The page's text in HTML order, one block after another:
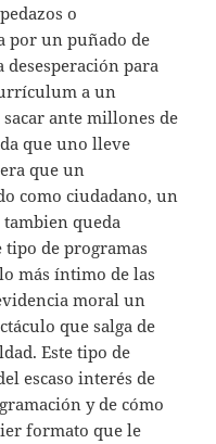
o
por un puñado de
para
a un
ante millones de
que uno lleve
que un
como ciudadano, un
queda
tipo de programas
más íntimo de las
moral un
que salga de
Este tipo de
escaso interés de
y de cómo
formato que le